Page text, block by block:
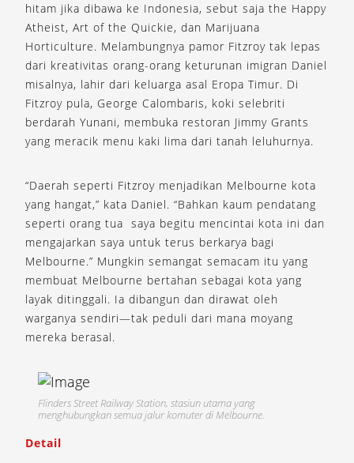
hitam jika dibawa ke Indonesia, sebut saja the Happy
Atheist, Art of the Quickie, dan Marijuana
Horticulture. Melambungnya pamor Fitzroy tak lepas
dari kreativitas orang-orang keturunan imigran Daniel
misalnya, lahir dari keluarga asal Eropa Timur. Di
Fitzroy pula, George Calombaris, koki selebriti
berdarah Yunani, membuka restoran Jimmy Grants
yang meracik menu kaki lima dari tanah leluhurnya.
“Daerah seperti Fitzroy menjadikan Melbourne kota
yang hangat,” kata Daniel. “Bahkan kaum pendatang
seperti orang tua saya begitu mencintai kota ini dan
mengajarkan saya untuk terus berkarya bagi
Melbourne.” Mungkin semangat semacam itu yang
membuat Melbourne bertahan sebagai kota yang
layak ditinggali. Ia dibangun dan dirawat oleh
warganya sendiri—tak peduli dari mana moyang
mereka berasal.
Flinders Street Railway Station, stasiun utama yang
menghubungkan semua jalur komuter di Melbourne.
Detail